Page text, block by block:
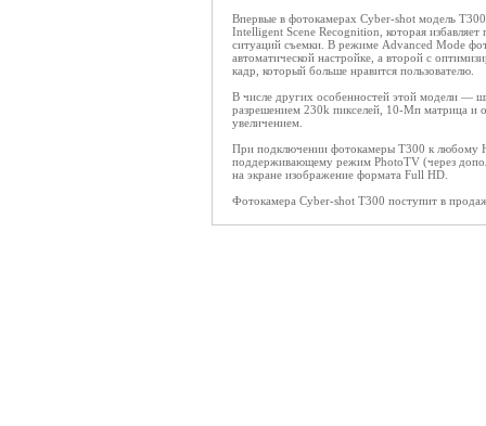
Впервые в фотокамерах Cyber-shot модель
Intelligent Scene Recognition, которая
ситуаций съемки. В режиме Advanced Mode
автоматической настройке, а второй с
кадр, который больше нравится пользователю.
В числе других особенностей этой модели —
разрешением 230k пикселей, 10-Мп матрица и
увеличением.
При подключении фотокамеры T300 к любому
поддерживающему режим PhotoTV (через
на экране изображение формата Full HD.
Фотокамера Cyber-shot T300 поступит в